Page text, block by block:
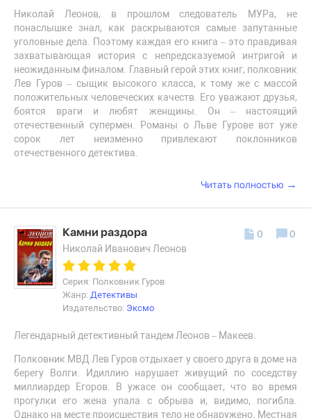
Николай Леонов, в прошлом следователь МУРа, не
понаслышке знал, как раскрываются самые запутанные
уголовные дела. Поэтому каждая его книга – это правдивая
захватывающая история с непредсказуемой интригой и
неожиданным финалом. Главный герой этих книг, полковник
Лев Гуров – сыщик высокого класса, к тому же с массой
положительных человеческих качеств. Его уважают друзья,
боятся враги и любят женщины. Он – настоящий
отечественный супермен. Романы о Льве Гурове вот уже
сорок лет неизменно привлекают поклонников
отечественного детектива.
Читать полностью →
Камни раздора
Николай Иванович Леонов
Серия: Полковник Гуров
Жанр: Детективы
Издательство: Эксмо
Легендарный детективный тандем Леонов – Макеев.
Полковник МВД Лев Гуров отдыхает у своего друга в доме на
берегу Волги. Идиллию нарушает живущий по соседству
миллиардер Егоров. В ужасе он сообщает, что во время
прогулки его жена упала с обрыва и, видимо, погибла.
Однако на месте происшествия тело не обнаружено. Местная
0 0